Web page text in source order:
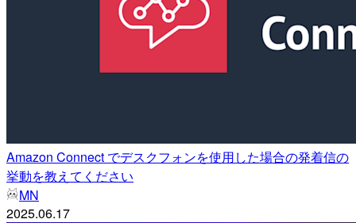
Amazon Connect でデスクフォンを使用した場合の発着信の
挙動を教えてください
MN
2025.06.17